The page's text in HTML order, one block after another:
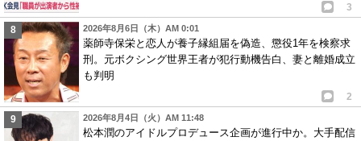
3
2026年8月6日（木）AM 0:01
薬師寺保栄と恋人が養子縁組届を偽造、懲役1年を検察求
刑。元ボクシング世界王者が犯行動機告白、妻と離婚成立
も判明
2
2026年8月4日（火）AM 11:48
松本潤のアイドルプロデュース企画が進行中か。大手配信